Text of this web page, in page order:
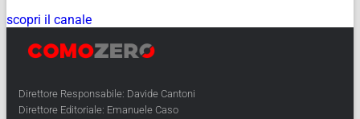
scopri il canale
Direttore Responsabile: Davide Cantoni
Direttore Editoriale: Emanuele Caso